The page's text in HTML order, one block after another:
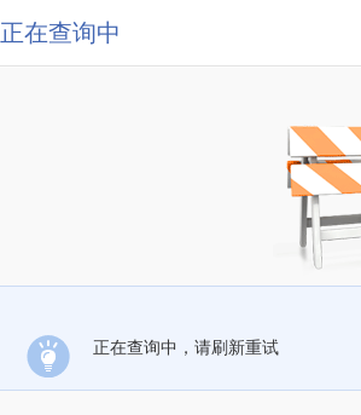
正在查询中
正在查询中，请刷新重试